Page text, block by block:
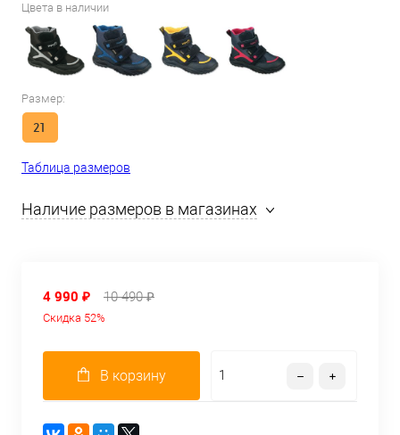
Цвета в наличии
Размер:
21
Таблица размеров
Наличие размеров в магазинах
4 990 ₽ 10 490 ₽
Скидка 52%
В корзину